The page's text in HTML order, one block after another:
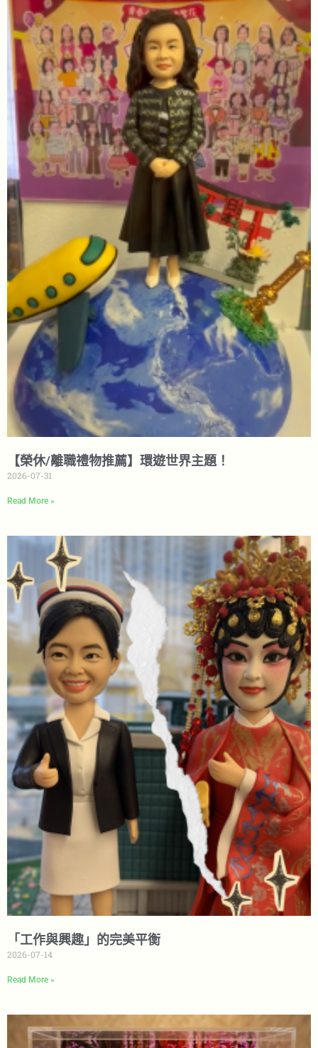
【榮休/離職禮物推薦】環遊世界主題！
2026-07-31
Read More »
「工作與興趣」的完美平衡
2026-07-14
Read More »